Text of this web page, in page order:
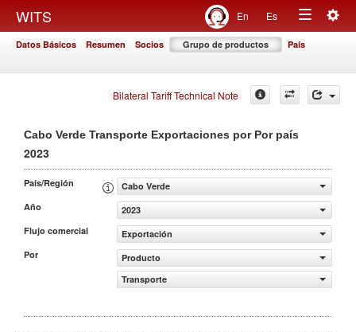
WITS En Es
Toggle
Datos Básicos Resumen Socios Grupo de productos País
Bilateral Tariff Technical Note
Cabo Verde Transporte Exportaciones por Por país
2023
País/Región
Cabo Verde
Año
2023
Flujo comercial
Exportación
Por
Producto
Transporte